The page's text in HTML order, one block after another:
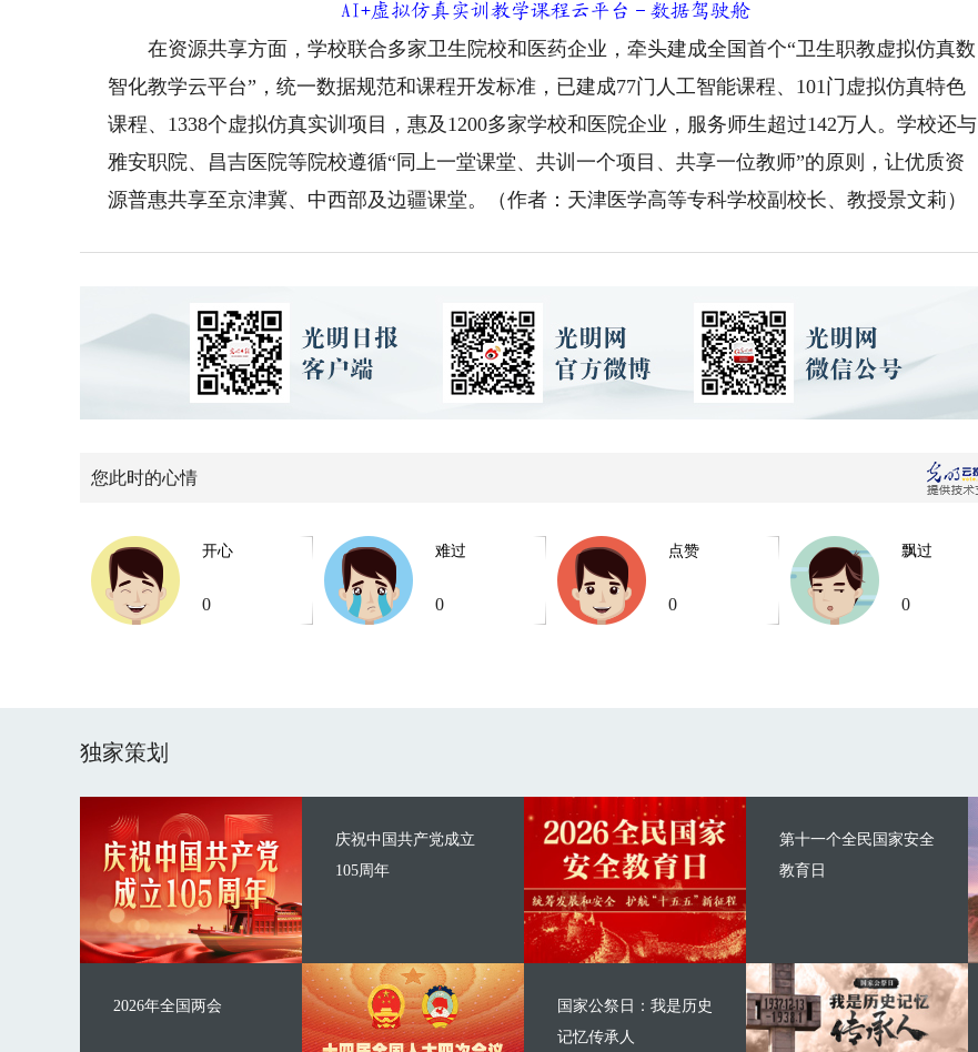
AI+虚拟仿真实训教学课程云平台－数据驾驶舱
在资源共享方面，学校联合多家卫生院校和医药企业，牵头建成全国首个“卫生职教虚拟仿真数
智化教学云平台”，统一数据规范和课程开发标准，已建成77门人工智能课程、101门虚拟仿真特色
课程、1338个虚拟仿真实训项目，惠及1200多家学校和医院企业，服务师生超过142万人。学校还与
雅安职院、昌吉医院等院校遵循“同上一堂课堂、共训一个项目、共享一位教师”的原则，让优质资
源普惠共享至京津冀、中西部及边疆课堂。（作者：天津医学高等专科学校副校长、教授景文莉）
您此时的心情
开心
0
难过
0
点赞
0
飘过
0
独家策划
庆祝中国共产党成立
105周年
2026年全国两会
第十一个全民国家安全
教育日
国家公祭日：我是历史
记忆传承人